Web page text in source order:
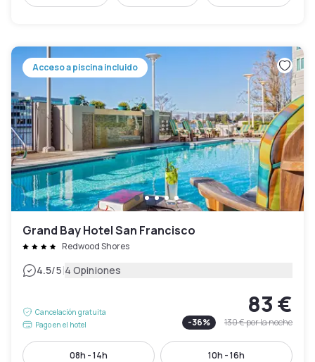
Acceso a piscina incluido
Grand Bay Hotel San Francisco
Redwood Shores
4.5/5|4 Opiniones
Cancelación gratuita
Pago en el hotel
83 €
-36% 130 €por la noche
08h - 14h 10h - 16h